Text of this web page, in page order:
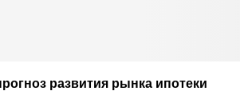
развития рынка ипотеки